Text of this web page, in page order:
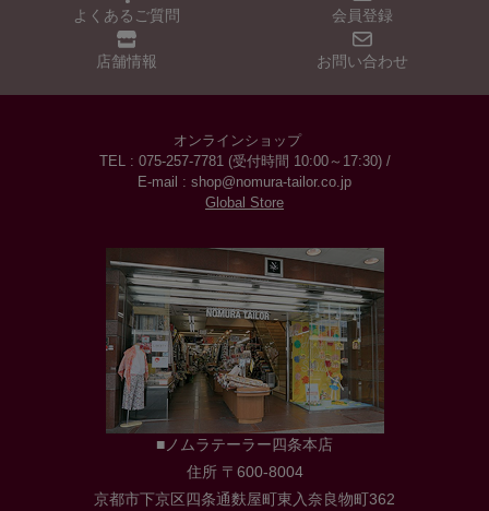
よくあるご質問 会員登録
店舗情報 お問い合わせ
オンラインショップ
TEL : 075-257-7781 (受付時間 10:00～17:30) /
E-mail : shop@nomura-tailor.co.jp
Global Store
■ノムラテーラー四条本店
住所 〒600-8004
京都市下京区四条通麩屋町東入奈良物町362